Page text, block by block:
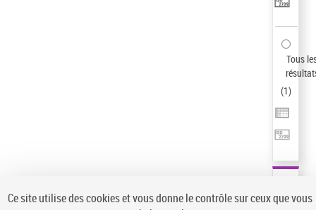
Pays
Tous
(1)
Ce site utilise des cookies et vous donne le contrôle sur ceux que vous